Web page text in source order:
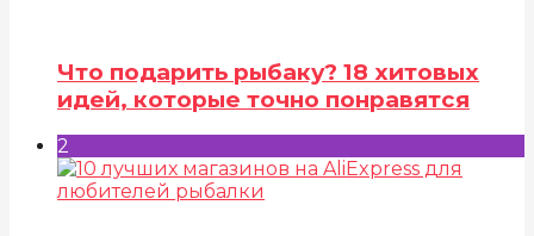
Что подарить рыбаку? 18 хитовых
идей, которые точно понравятся
2